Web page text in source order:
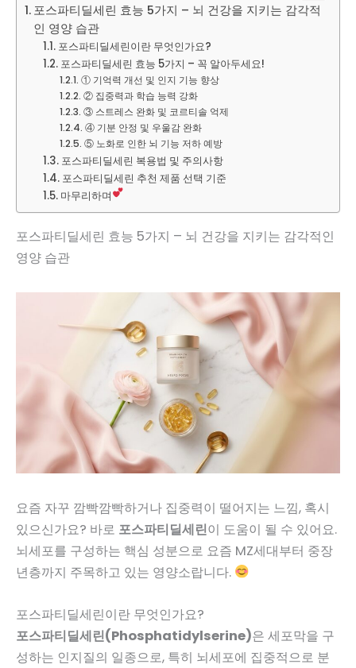
포스파티딜세린 효능 5가지 – 뇌 건강을 지키는 감각적
인 영양 습관
포스파티딜세린이란 무엇인가요?
포스파티딜세린 효능 5가지 – 꼭 알아두세요!
① 기억력 개선 및 인지 기능 향상
② 집중력과 학습 능력 강화
③ 스트레스 완화 및 코르티솔 억제
④ 기분 안정 및 우울감 완화
⑤ 노화로 인한 뇌 기능 저하 예방
포스파티딜세린 복용법 및 주의사항
포스파티딜세린 추천 제품 선택 기준
마무리하며
포스파티딜세린 효능 5가지 – 뇌 건강을 지키는 감각적인
영양 습관
요즘 자꾸 깜빡깜빡하거나 집중력이 떨어지는 느낌, 혹시
있으신가요? 바로 포스파티딜세린이 도움이 될 수 있어요.
뇌세포를 구성하는 핵심 성분으로 요즘 MZ세대부터 중장
년층까지 주목하고 있는 영양소랍니다.
포스파티딜세린이란 무엇인가요?
포스파티딜세린(Phosphatidylserine)은 세포막을 구
성하는 인지질의 일종으로, 특히 뇌세포에 집중적으로 분